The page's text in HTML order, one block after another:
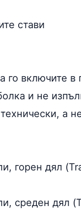
стави
го включите в
и не
а
горен дял
среден дял